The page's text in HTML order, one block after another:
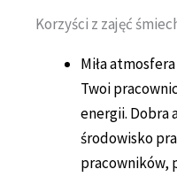
Korzyści z zajęć
Miła
Twoi
energii. Dobra
środowisko
pracowników,